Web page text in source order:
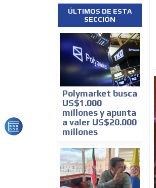
ÚLTIMOS DE ESTA
SECCIÓN
Polymarket busca
US$1.000
millones y apunta
a valer US$20.000
millones